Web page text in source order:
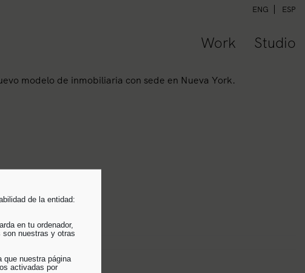
de la entidad:
en tu ordenador,
son nuestras y otras
que nuestra página
activadas por
ENG ESP
Work Studio
modelo de inmobiliaria con sede en Nueva York.